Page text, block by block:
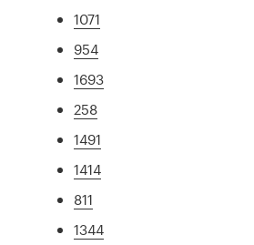
1071
954
1693
258
1491
1414
811
1344